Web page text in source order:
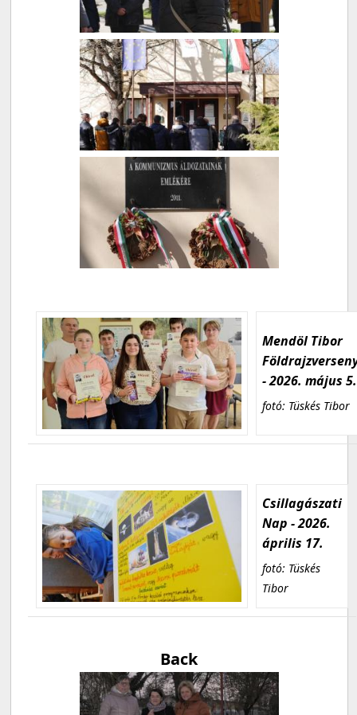
Mendöl Tibor
- 2026. május 5.
fotó: Tüskés Tibor
Csillagászati
Nap - 2026.
április 17.
fotó: Tüskés
Tibor
Back